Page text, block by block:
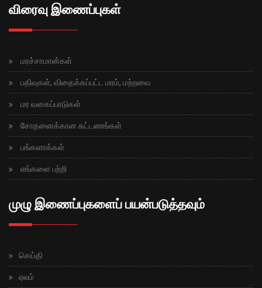
விரைவு இணைப்புகள்
மரச்சாமான்கள்
பதிவுகள், விதைக்கப்பட்ட மரம், மற்றவை
மர வகைப்பாடுகள்
சோதனைக்கான கட்டணங்கள்
பங்களாக்கள்
எங்களை பற்றி
முழு இணைப்புகளைப் பயன்படுத்தவும்
செய்தி
ஏலம்